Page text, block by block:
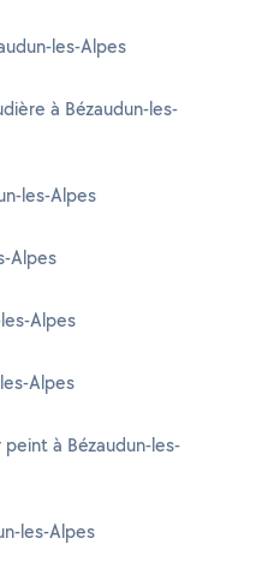
les-Alpes
à Bézaudun-les-
les-Alpes
Alpes
Alpes
Alpes
à Bézaudun-les-
les-Alpes